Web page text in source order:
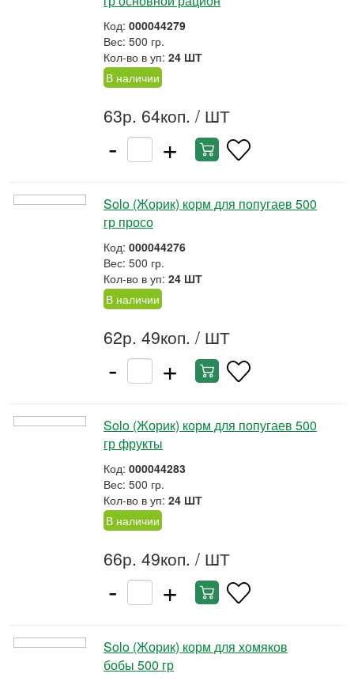
Код: 000044279
Вес: 500 гр.
Кол-во в уп: 24 ШТ
В наличии
63р. 64коп. / ШТ
- +
Solo (Жорик) корм для попугаев 500
гр просо
Код: 000044276
Вес: 500 гр.
Кол-во в уп: 24 ШТ
В наличии
62р. 49коп. / ШТ
- +
Solo (Жорик) корм для попугаев 500
гр фрукты
Код: 000044283
Вес: 500 гр.
Кол-во в уп: 24 ШТ
В наличии
66р. 49коп. / ШТ
- +
Solo (Жорик) корм для хомяков
бобы 500 гр